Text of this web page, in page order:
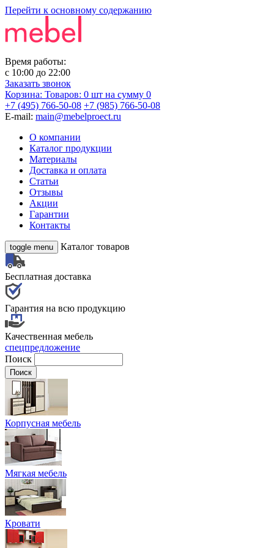
Перейти к основному содержанию
Время работы:
с 10:00 до 22:00
Заказать звонок
Корзина: Товаров: 0 шт на сумму 0
+7 (495) 766-50-08 +7 (985) 766-50-08
E-mail: main@mebelproect.ru
О компании
Каталог продукции
Материалы
Доставка и оплата
Статьи
Отзывы
Акции
Гарантии
Контакты
toggle menu Каталог товаров
Бесплатная доставка
Гарантия на всю продукцию
Качественная мебель
спецпредложение
Поиск
Корпусная мебель
Мягкая мебель
Кровати